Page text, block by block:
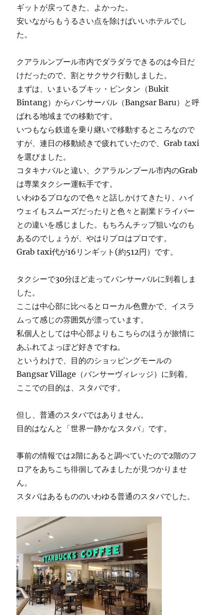
ギットが戻ってきた、よかった。
安いながらもうるさい点を除けばいいホテルでし
た。
クアラルンプール市内でダラダラできるのは今日だ
けだったので、割とサクサク行動しました。
まずは、いまいるブキッ・ビンタン（Bukit
Bintang）からバンサーバル（Bangsar Baru）と呼
ばれる地域までの移動です。
いつもなら鉄道を乗り継いで移動するところなので
すが、連日の移動続きで疲れていたので、Grab taxi
を選びました。
コタキナバルと違い、クアラルンプール市内のGrab
は専業タクシー運転手です。
いわゆるプロなので色々と話しかけてきたり、ハイ
ウェイもスムーズだったりと色々と副業ドライバー
との違いを感じました。もちろんチップ狙いなのも
あるのでしょうが、やはりプロはプロです。
Grab taxi代が16リンギット(約512円）です。
タクシーで30分ほど走ってバンサーバルに到着しま
した。
ここは中心部に比べるとローカル色豊かで、イスラ
ムって感じの雰囲気が漂っています。
私個人としては中心部よりもこちらのほうが旅情に
あふれてよっぽど好きですね。
というわけで、目的のショッピングモールの
Bangsar Village（バンサーヴィレッジ）に到着。
ここでの目的は、スタバです。
但し、普通のスタバではありません。
目的はなんと「世界一静かなスタバ」です。
事前の情報では2階にあると調べていたので2階のフ
ロアをあちこち徘徊してみましたが見つかりませ
ん。
スタバはあるもののいわゆる普通のスタバでした。